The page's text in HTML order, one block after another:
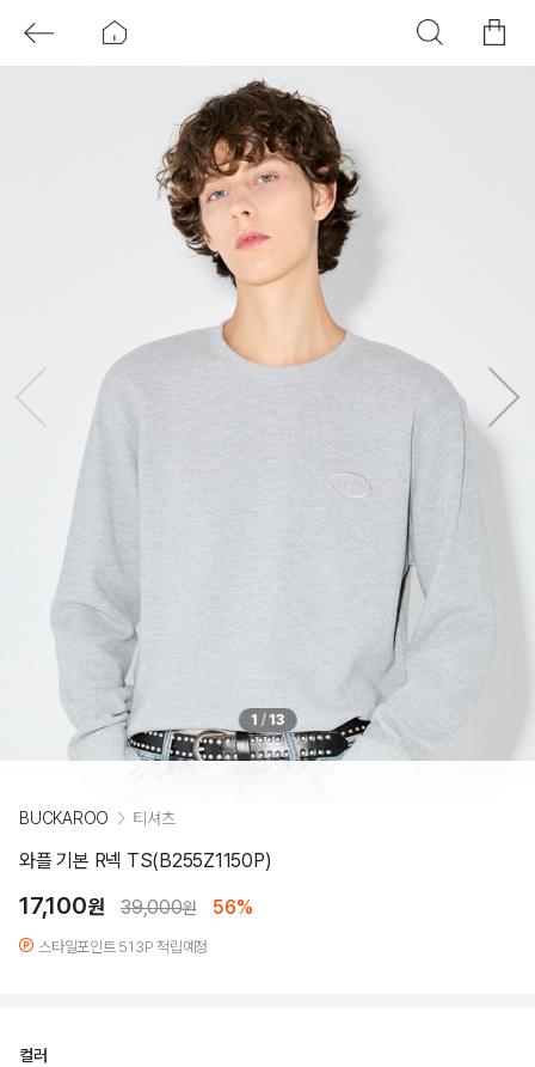
1 /13
BUCKAROO 티셔츠
와플 기본 R넥 TS(B255Z1150P)
17,100원 39,000원 56%
스타일포인트 513P 적립예정
컬러